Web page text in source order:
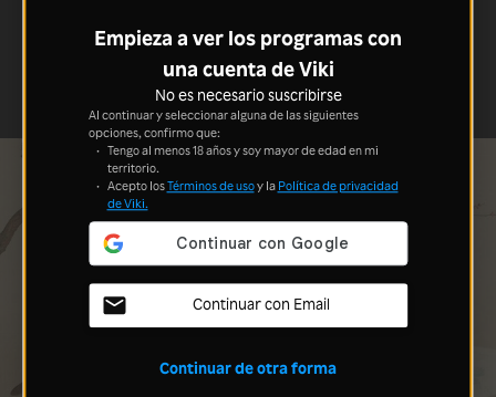
Empieza a ver los programas con
una cuenta de Viki
No es necesario suscribirse
Al continuar y seleccionar alguna de las siguientes
opciones, confirmo que:
Tengo al menos 18 años y soy mayor de edad en mi
territorio.
Acepto losTérminos de usoy la Política de privacidad
de Viki.
Continuar con Email
Continuar de otra forma